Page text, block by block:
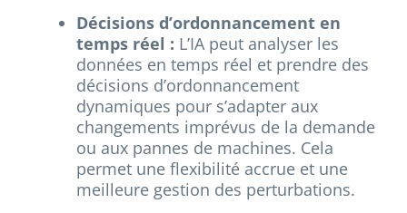
Décisions d’ordonnancement en
temps réel : L’IA peut analyser les
données en temps réel et prendre des
décisions d’ordonnancement
dynamiques pour s’adapter aux
changements imprévus de la demande
ou aux pannes de machines. Cela
permet une flexibilité accrue et une
meilleure gestion des perturbations.